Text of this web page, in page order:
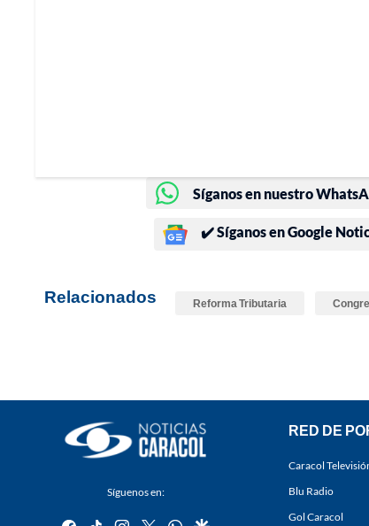
Síganos en nuestro
✔️ Síganos en Google
Relacionados Reforma Tributaria
Síguenos en:
RED DE
Caracol
Blu Radio
Gol Caracol